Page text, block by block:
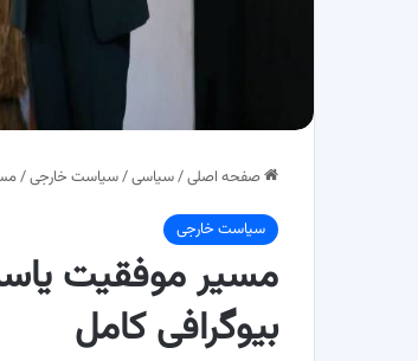
صفحه اصلی/سیاسی/سیاست خارجی/
سیاست خارجی
مسیر موفقیت
بیوگرافی کامل